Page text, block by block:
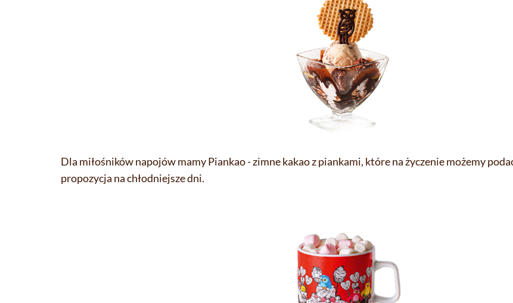
Dla miłośników napojów mamy Piankao - zimne kakao z piankami, które na życzenie możemy
propozycja na chłodniejsze dni.